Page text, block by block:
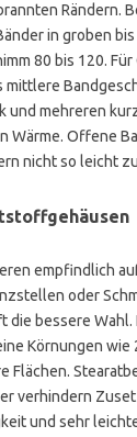
Rändern.
in groben
80 bis 120.
mittlere
und mehreren
Wärme. Offene
nicht so leicht
empfindlich
oder
die bessere
Körnungen wie
Flächen.
verhindern
und sehr